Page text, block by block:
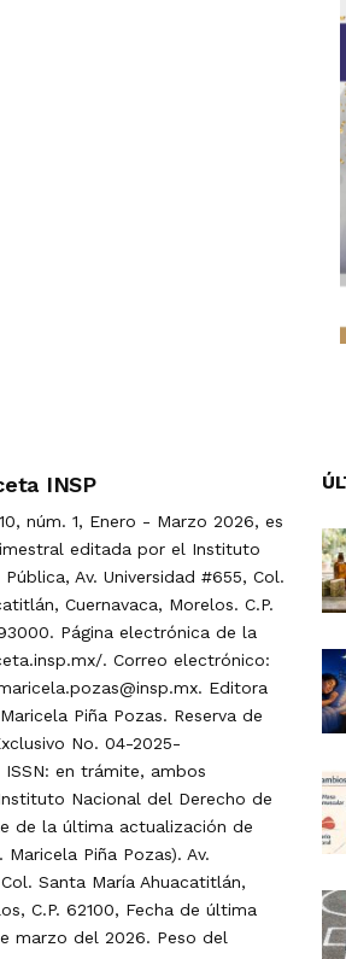
INSP
núm. 1, Enero - Marzo 2026, es
editada por el Instituto
Av. Universidad #655, Col.
Cuernavaca, Morelos. C.P.
Página electrónica de la
. Correo electrónico:
Editora
Piña Pozas. Reserva de
No. 04-2025-
ISSN: en trámite, ambos
Nacional del Derecho de
de la última actualización de
Piña Pozas). Av.
Santa María Ahuacatitlán,
C.P. 62100, Fecha de última
marzo del 2026. Peso del